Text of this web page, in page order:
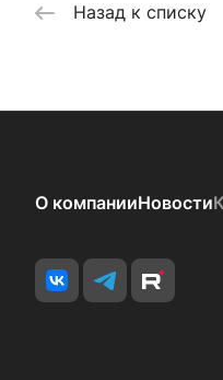
Назад к списку
О компанииНовости